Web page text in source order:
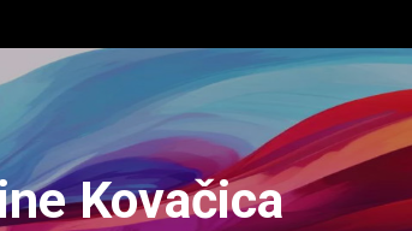
Kovačica